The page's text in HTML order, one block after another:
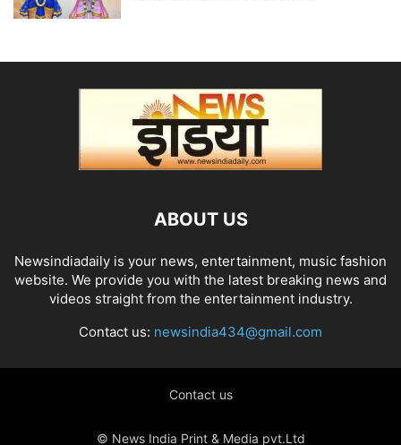
ABOUT US
Newsindiadaily is your news, entertainment, music fashion
website. We provide you with the latest breaking news and
videos straight from the entertainment industry.
Contact us: newsindia434@gmail.com
Contact us
© News India Print & Media pvt.Ltd